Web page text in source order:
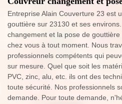
Entreprise Alain Couverture 23 est
gouttière sur 23130 et ses
changement et la pose de
chez vous à tout moment. Nous
professionnels compétents qui
sur mesure. Quel que soit les
PVC, zinc, alu, etc. ils ont des
toute sécurité. Nos professionnels
demande. Pour toute demande,